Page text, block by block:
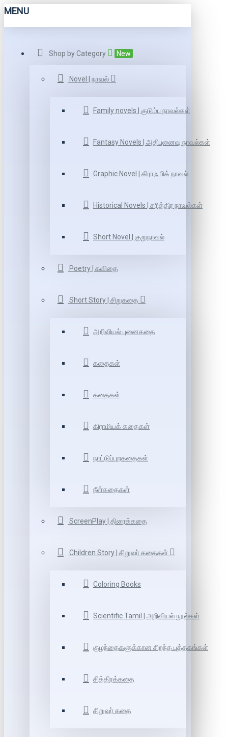
MENU
Shop by Category New
Novel | நாவல்
Family novels | குடும்ப நாவல்கள்
Fantasy Novels | அதிபுனைவு நாவல்கள்
Graphic Novel | கிராஃ பிக் நாவல்
Historical Novels | சரித்திர நாவல்கள்
Short Novel | குறுநாவல்
Poetry | கவிதை
Short Story | சிறுகதை
அறிவியல் புனைகதை
கதைகள்
கதைகள்
கிராமியக் கதைகள்
நாட்டுப்புறகதைகள்
நீள்கதைகள்
ScreenPlay | திரைக்கதை
Children Story | சிறுவர் கதைகள்
Coloring Books
Scientific Tamil | அறிவியல் நூல்கள்
குழந்தைகளுக்கான சிறந்த புத்தகங்கள்
சித்திரக்கதை
சிறுவர் கதை